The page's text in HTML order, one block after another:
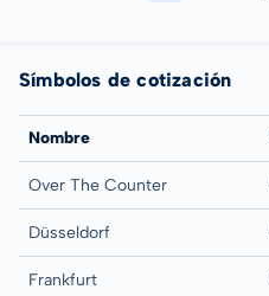
Símbolos de cotización
Nombre
Over The Counter
Düsseldorf
Frankfurt